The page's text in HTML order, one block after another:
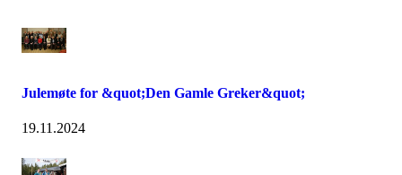
Julemøte for &quot;Den Gamle Greker&quot;
19.11.2024